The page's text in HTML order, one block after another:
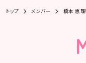
トップ メンバー 橋本 恵